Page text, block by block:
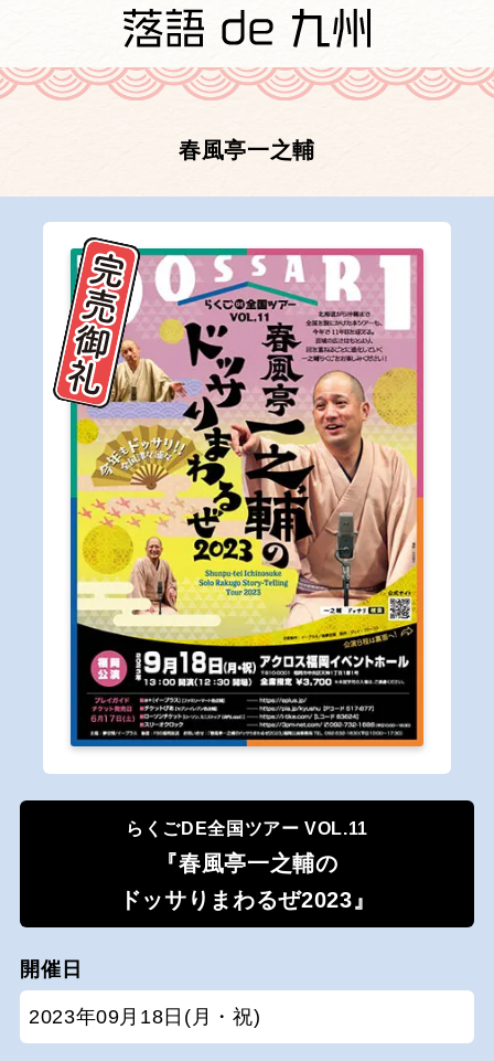
春風亭一之輔
らくごDE全国ツアー VOL.11
『春風亭一之輔の
ドッサりまわるぜ2023』
開催日
2023年09月18日(月・祝)